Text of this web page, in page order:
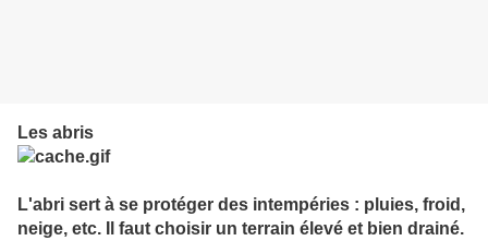
Les abris
L'abri sert à se protéger des intempéries : pluies, froid,
neige, etc. Il faut choisir un terrain élevé et bien drainé.